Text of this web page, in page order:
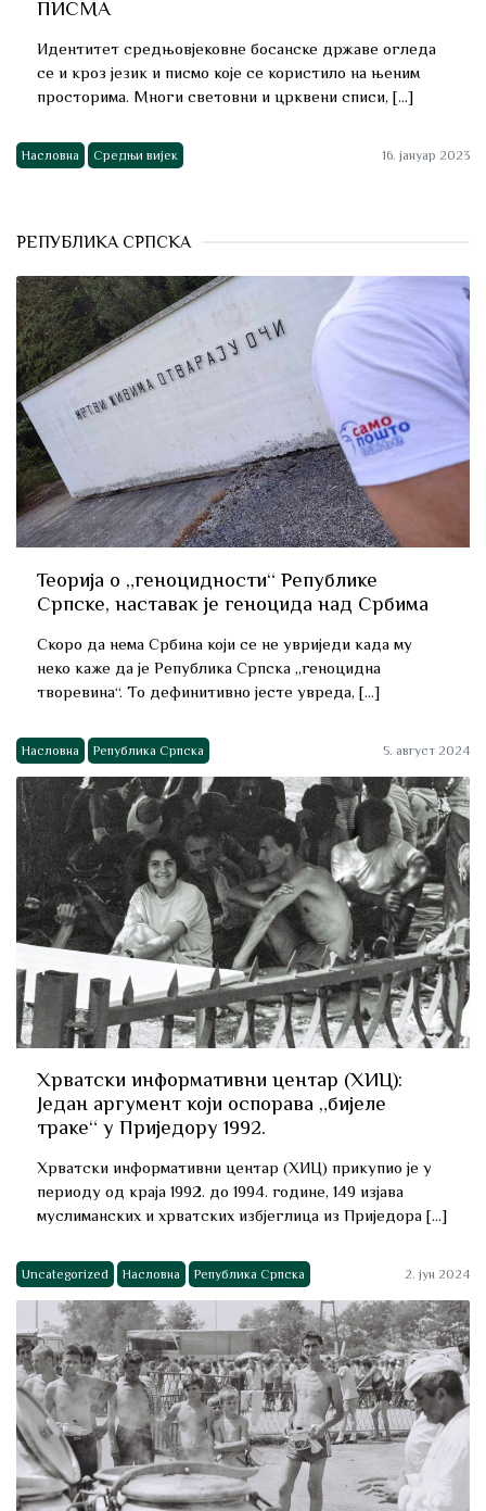
ПИСМА
Идентитет средњовјековне босанске државе огледа
се и кроз језик и писмо које се користило на њеним
просторима. Многи световни и црквени списи, […]
Насловна Средњи вијек 16. јануар 2023
РЕПУБЛИКА СРПСКА
Теорија о „геноцидности“ Републике
Српске, наставак је геноцида над Србима
Скоро да нема Србина који се не увриједи када му
неко каже да је Република Српска „геноцидна
творевина“. То дефинитивно јесте увреда, […]
Насловна Република Српска 5. август 2024
Хрватски информативни центар (ХИЦ):
Један аргумент који оспорава „бијеле
траке“ у Приједору 1992.
Хрватски информативни центар (ХИЦ) прикупио је у
периоду од краја 1992. до 1994. године, 149 изјава
муслиманских и хрватских избјеглица из Приједора […]
Uncategorized Насловна Република Српска 2. јун 2024